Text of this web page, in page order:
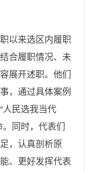
以来选区内履职
合履职情况、未
展开述职。他们
，通过具体案例
人民选我当代
同时，代表们
，认真剖析原
、更好发挥代表